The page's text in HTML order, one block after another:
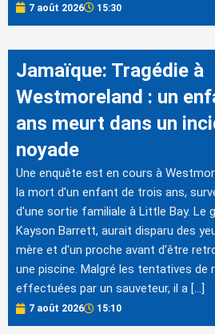
7 août 2026 15:30
Jamaïque: Tragédie à
Westmoreland : un
ans meurt dans un
noyade
Une enquête est en cours à
la mort d'un enfant de trois ans,
d'une sortie familiale à Little Bay. Le
Kayson Barrett, aurait disparu des
mère et d'un proche avant d'être
une piscine. Malgré les tentatives de
effectuées par un sauveteur, il a […]
7 août 2026 15:10